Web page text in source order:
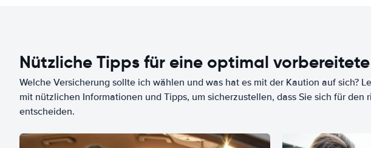
Nützliche Tipps für eine optimal
Welche Versicherung sollte ich wählen und was hat es mit der Kaution auf sich?
mit nützlichen Informationen und Tipps, um sicherzustellen, dass Sie sich für den
entscheiden.